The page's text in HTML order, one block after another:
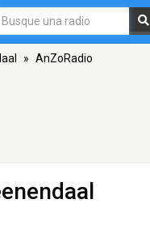
» AnZoRadio